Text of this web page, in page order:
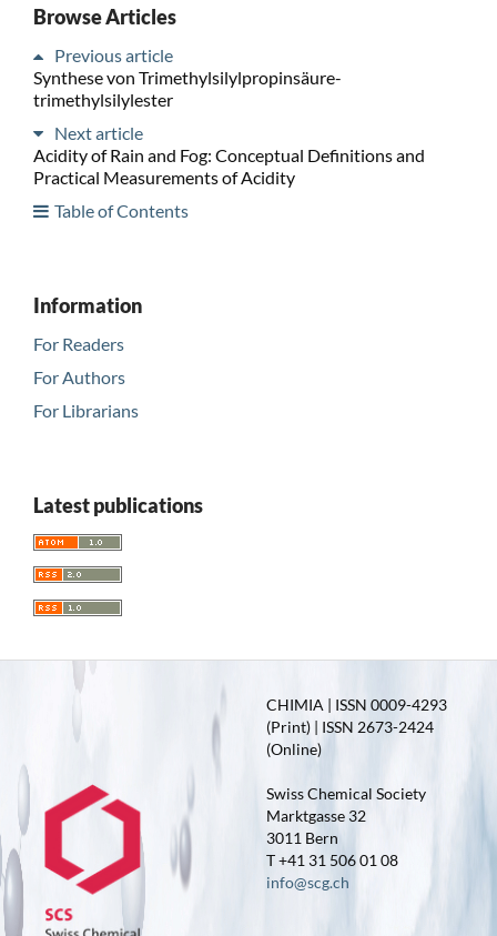
Browse Articles
Previous article
Synthese von Trimethylsilylpropinsäure-
trimethylsilylester
Next article
Acidity of Rain and Fog: Conceptual Definitions and
Practical Measurements of Acidity
Table of Contents
Information
For Readers
For Authors
For Librarians
Latest publications
CHIMIA | ISSN 0009-4293
(Print) | ISSN 2673-2424
(Online)
Swiss Chemical Society
Marktgasse 32
3011 Bern
T +41 31 506 01 08
info@scg.ch